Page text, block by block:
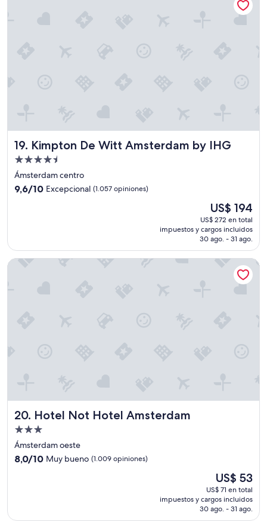
19. Kimpton De Witt Amsterdam by IHG
Kimpton De Witt Amsterdam by IHG
Propiedad
de
4.5
Ámsterdam centro
9.6
9,6/10 Excepcional (1.057 opiniones)
El
precio
actual
es
de
US$ 194
US$ 194
US$ 272 en total
impuestos y cargos incluidos
30 ago. - 31 ago.
20. Hotel Not Hotel Amsterdam
Hotel Not Hotel Amsterdam
Propiedad
de
3.0
estrellas
Ámsterdam oeste
8.0
opiniones)
8,0/10 Muy bueno (1.009 opiniones)
El
precio
actual
es
de
US$ 53
US$ 71 en total
impuestos y cargos incluidos
30 ago. - 31 ago.
Hotel Not Hotel Amsterdam